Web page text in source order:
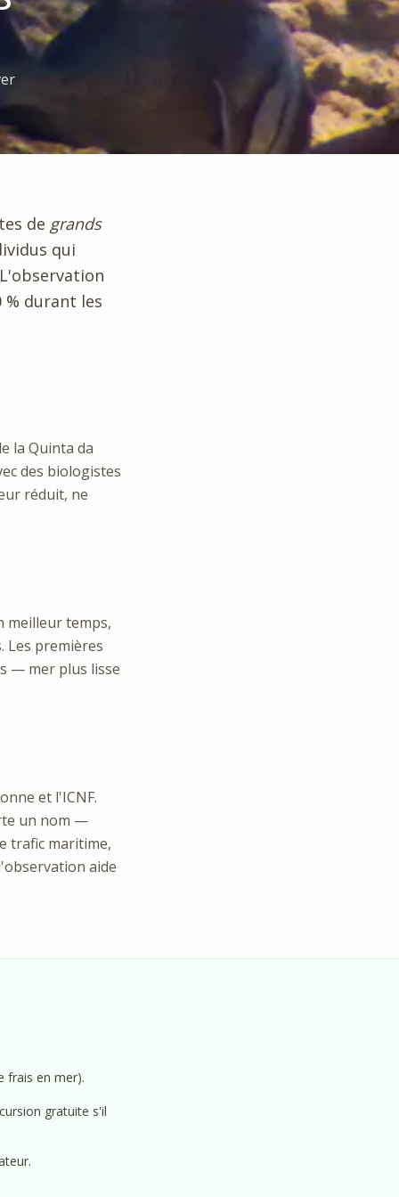
de grands
qui
% durant les
la Quinta da
des biologistes
réduit, ne
temps,
Les premières
— mer plus lisse
et l'ICNF.
un nom —
trafic maritime,
aide
frais en mer).
gratuite s'il